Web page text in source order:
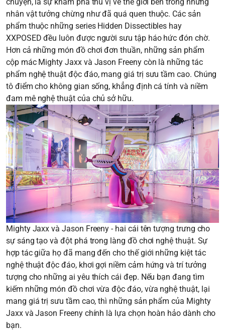
nhân vật tưởng chừng như đã quá quen thuộc. Các sản
phẩm thuộc những series Hidden Dissectibles hay
XXPOSED đều luôn được người sưu tập háo hức đón chờ.
Hơn cả những món đồ chơi đơn thuần, những sản phẩm
cộp mác Mighty Jaxx và Jason Freeny còn là những tác
phẩm nghệ thuật độc đáo, mang giá trị sưu tầm cao. Chúng
tô điểm cho không gian sống, khẳng định cá tính và niềm
đam mê nghệ thuật của chủ sở hữu.
Mighty Jaxx và Jason Freeny - hai cái tên tượng trưng cho
sự sáng tạo và đột phá trong làng đồ chơi nghệ thuật. Sự
hợp tác giữa họ đã mang đến cho thế giới những kiệt tác
nghệ thuật độc đáo, khơi gợi niềm cảm hứng và trí tưởng
tượng cho những ai yêu thích cái đẹp. Nếu bạn đang tìm
kiếm những món đồ chơi vừa độc đáo, vừa nghệ thuật, lại
mang giá trị sưu tầm cao, thì những sản phẩm của Mighty
Jaxx và Jason Freeny chính là lựa chọn hoàn hảo dành cho
bạn.